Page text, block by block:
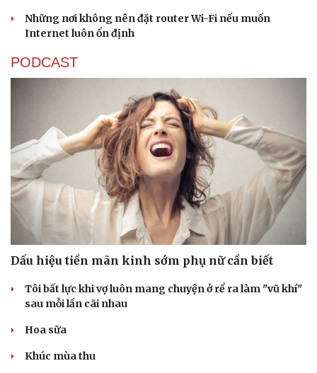
Sức khỏe
Nhi khoa
Nam khoa
Làm đẹp - giảm cân
Phòng mạch online
Ăn sạch sống khỏe
Nhà đẹp
Blog
Tình yêu - Gia đình
Những nơi không nên đặt router Wi-Fi nếu muốn
Internet luôn ổn định
PODCAST
Dấu hiệu tiền mãn kinh sớm phụ nữ cần biết
Tôi bất lực khi vợ luôn mang chuyện ở rể ra làm "vũ khí"
sau mỗi lần cãi nhau
Hoa sữa
Khúc mùa thu